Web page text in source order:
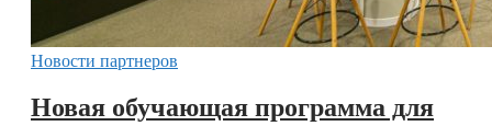
Новости партнеров
Новая обучающая программа для